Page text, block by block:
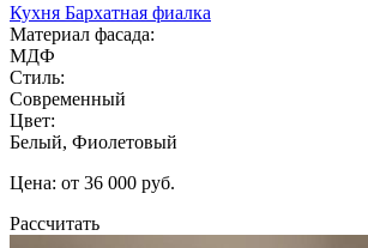
Кухня Бархатная фиалка
Материал фасада:
МДФ
Стиль:
Современный
Цвет:
Белый, Фиолетовый
Цена: от 36 000 руб.
Рассчитать